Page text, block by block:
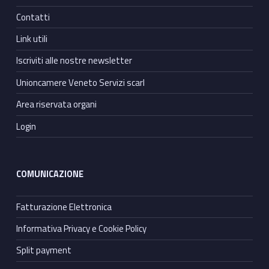
Contatti
Link utili
Iscriviti alle nostre newsletter
Unioncamere Veneto Servizi scarl
Area riservata organi
Login
COMUNICAZIONE
Fatturazione Elettronica
Informativa Privacy e Cookie Policy
Split payment